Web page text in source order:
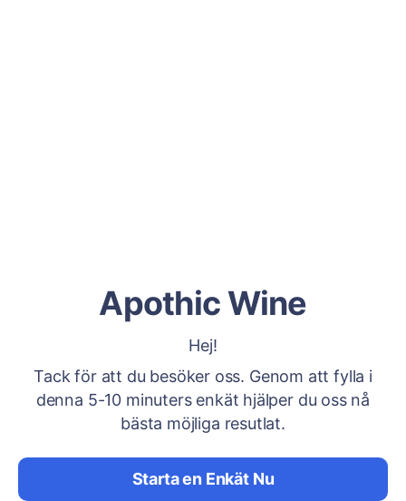
Apothic Wine
Hej!
Tack för att du besöker oss. Genom att fylla i
denna 5-10 minuters enkät hjälper du oss nå
bästa möjliga resutlat.
Starta en Enkät Nu